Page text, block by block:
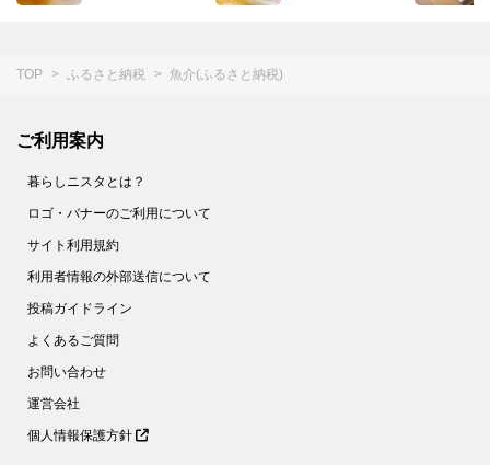
TOP ふるさと納税 魚介(ふるさと納税)
ご利用案内
暮らしニスタとは？
ロゴ・バナーのご利用について
サイト利用規約
利用者情報の外部送信について
投稿ガイドライン
よくあるご質問
お問い合わせ
運営会社
個人情報保護方針